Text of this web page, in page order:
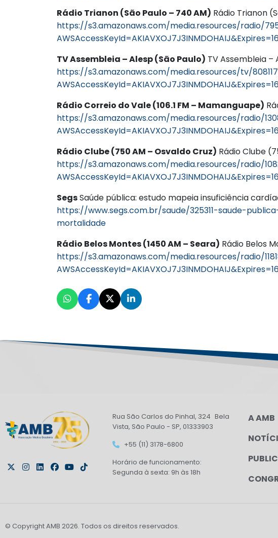
Rádio Trianon (São Paulo – 740 AM) Rádio Trianon
https://s3.amazonaws.com/media.resources/radio/
TV Assembleia – Alesp (São Paulo) TV Assembleia –
https://s3.amazonaws.com/media.resources/tv/808117/
Rádio Correio do Vale (106.1 FM – Mamanguape)
https://s3.amazonaws.com/media.resources/radio/
Rádio Clube (750 AM – Osvaldo Cruz) Rádio Clube
https://s3.amazonaws.com/media.resources/radio/
SegsSaúde pública: estudo mapeia insuficiência
https://www.segs.com.br/saude/325311-saude-
mortalidade
Rádio Belos Montes (1450 AM – Seara) Rádio Belos
https://s3.amazonaws.com/media.resources/radio/
Rua São Carlos do Pinhal, 324 Bela
Vista, São Paulo - SP, 01333903
+55 (11) 3178-6800
Horário de funcionamento:
Segunda à sexta: 9h às 18h
A AMB
© Copyright AMB 2026. Todos os direitos reservados.